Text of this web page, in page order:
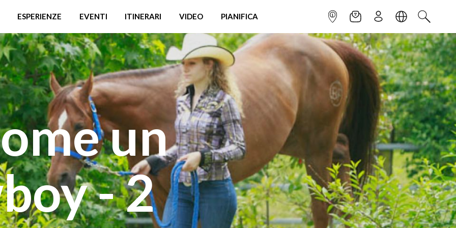
ESPERIENZE EVENTI ITINERARI VIDEO PIANIFICA INFOPOINTNEWSLETTER
ISCRIVITILINGUACERCA
un
- 2